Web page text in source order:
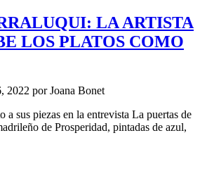
LA ARTISTA
LOS PLATOS COMO
2022 por Joana Bonet
a sus piezas en la entrevista La puertas de
de Prosperidad, pintadas de azul,